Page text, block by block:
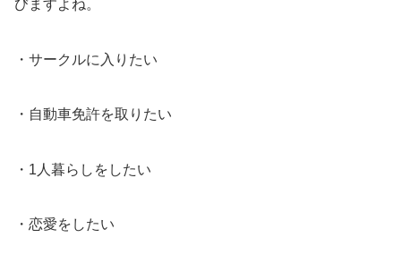
びますよね。
・サークルに入りたい
・自動車免許を取りたい
・1人暮らしをしたい
・恋愛をしたい